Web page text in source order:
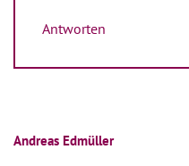
Antworten
Andreas Edmüller